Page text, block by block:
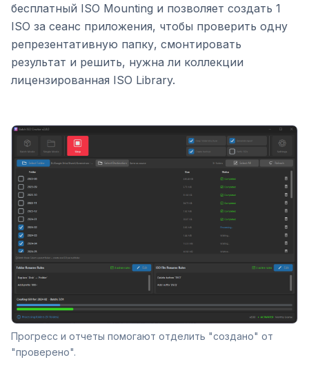
бесплатный ISO Mounting и позволяет создать 1
ISO за сеанс приложения, чтобы проверить одну
репрезентативную папку, смонтировать
результат и решить, нужна ли коллекции
лицензированная ISO Library.
Прогресс и отчеты помогают отделить "создано" от
"проверено".